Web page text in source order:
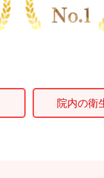
院内の衛